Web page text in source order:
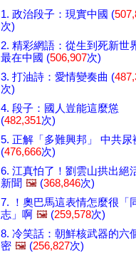
1. 政治段子：現實中國 (
次)
2. 精彩網語：從生到死新世
最在中國 (506,907次)
3. 打油詩：愛情變奏曲 (
次)
4. 段子：國人豈能這麼慫
(482,351次)
5. 正解「多難興邦」 中共尿
(476,666次)
6. 江真怕了！劉雲山拱出絕
新聞 🖼️ (368,846次)
7. ！奧巴馬這表情怎麼很「
志」啊 🖼️ (259,578次)
8. 冷笑話：朝鮮核武器的六
密 🖼️ (256,827次)